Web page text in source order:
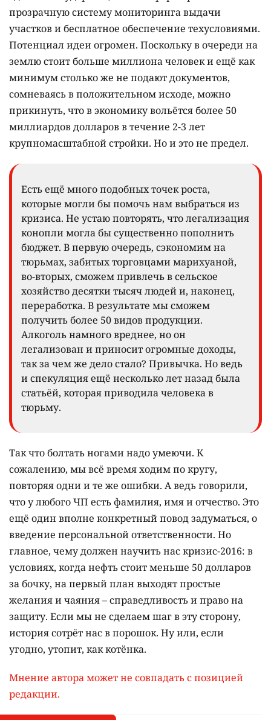
прозрачную систему мониторинга выдачи
участков и бесплатное обеспечение техусловиями.
Потенциал идеи огромен. Поскольку в очереди на
землю стоит больше миллиона человек и ещё как
минимум столько же не подают документов,
сомневаясь в положительном исходе, можно
прикинуть, что в экономику вольётся более 50
миллиардов долларов в течение 2-3 лет
крупномасштабной стройки. Но и это не предел.
Есть ещё много подобных точек роста,
которые могли бы помочь нам выбраться из
кризиса. Не устаю повторять, что легализация
конопли могла бы существенно пополнить
бюджет. В первую очередь, сэкономим на
тюрьмах, забитых торговцами марихуаной,
во-вторых, сможем привлечь в сельское
хозяйство десятки тысяч людей и, наконец,
переработка. В результате мы сможем
получить более 50 видов продукции.
Алкоголь намного вреднее, но он
легализован и приносит огромные доходы,
так за чем же дело стало? Привычка. Но ведь
и спекуляция ещё несколько лет назад была
статьёй, которая приводила человека в
тюрьму.
Так что болтать ногами надо умеючи. К
сожалению, мы всё время ходим по кругу,
повторяя одни и те же ошибки. А ведь говорили,
что у любого ЧП есть фамилия, имя и отчество. Это
ещё один вполне конкретный повод задуматься, о
введение персональной ответственности. Но
главное, чему должен научить нас кризис-2016: в
условиях, когда нефть стоит меньше 50 долларов
за бочку, на первый план выходят простые
желания и чаяния – справедливость и право на
защиту. Если мы не сделаем шаг в эту сторону,
история сотрёт нас в порошок. Ну или, если
угодно, утопит, как котёнка.
Мнение автора может не совпадать с позицией
редакции.